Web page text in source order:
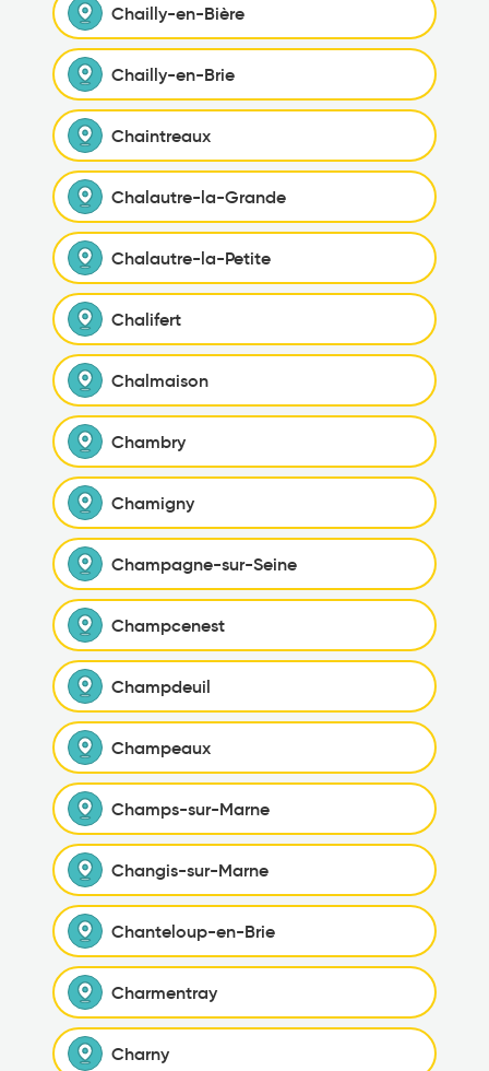
Chailly-en-Bière
Chailly-en-Brie
Chaintreaux
Chalautre-la-Grande
Chalautre-la-Petite
Chalifert
Chalmaison
Chambry
Chamigny
Champagne-sur-Seine
Champcenest
Champdeuil
Champeaux
Champs-sur-Marne
Changis-sur-Marne
Chanteloup-en-Brie
Charmentray
Charny